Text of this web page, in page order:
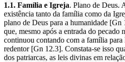
1.1. Família e Igreja. Plano de Deus.
existência tanto da família como da
plano de Deus para a humanidade
que, mesmo após a entrada do pecado
continuou contando com a família para
redentor [Gn 12.3]. Constata-se isso
dos patriarcas, as leis divinas em